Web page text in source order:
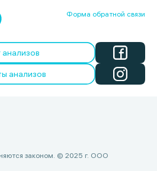
Форма обратной связи
анализов
анализов
законом. © 2025 г. ООО